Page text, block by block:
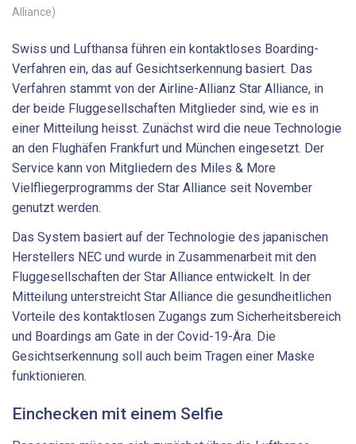
Alliance)
Swiss und Lufthansa führen ein kontaktloses Boarding-
Verfahren ein, das auf Gesichtserkennung basiert. Das
Verfahren stammt von der Airline-Allianz Star Alliance, in
der beide Fluggesellschaften Mitglieder sind, wie es in
einer Mitteilung heisst. Zunächst wird die neue Technologie
an den Flughäfen Frankfurt und München eingesetzt. Der
Service kann von Mitgliedern des Miles & More
Vielfliegerprogramms der Star Alliance seit November
genutzt werden.
Das System basiert auf der Technologie des japanischen
Herstellers NEC und wurde in Zusammenarbeit mit den
Fluggesellschaften der Star Alliance entwickelt. In der
Mitteilung unterstreicht Star Alliance die gesundheitlichen
Vorteile des kontaktlosen Zugangs zum Sicherheitsbereich
und Boardings am Gate in der Covid-19-Ära. Die
Gesichtserkennung soll auch beim Tragen einer Maske
funktionieren.
Einchecken mit einem Selfie